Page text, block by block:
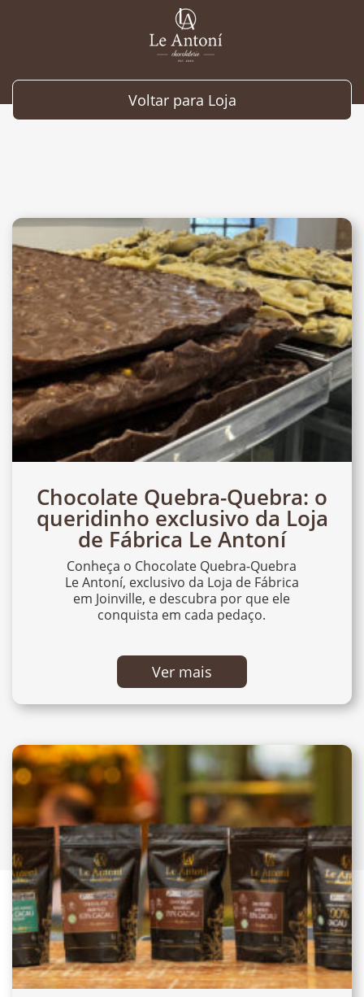
Voltar para Loja
Chocolate Quebra-Quebra: o
queridinho exclusivo da Loja
de Fábrica Le Antoní
Conheça o Chocolate Quebra-Quebra
Le Antoní, exclusivo da Loja de Fábrica
em Joinville, e descubra por que ele
conquista em cada pedaço.
Ver mais